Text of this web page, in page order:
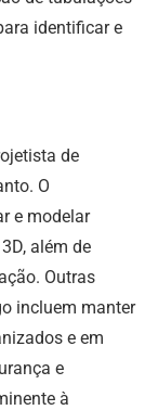
identificar e
de
O
e modelar
além de
Outras
incluem manter
e em
e
à